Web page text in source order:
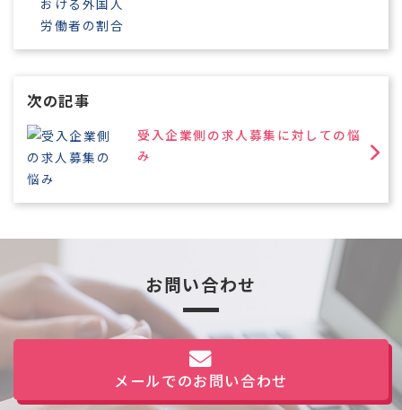
次の記事
受入企業側の求人募集に対しての悩
み
お問い合わせ
メールでのお問い合わせ